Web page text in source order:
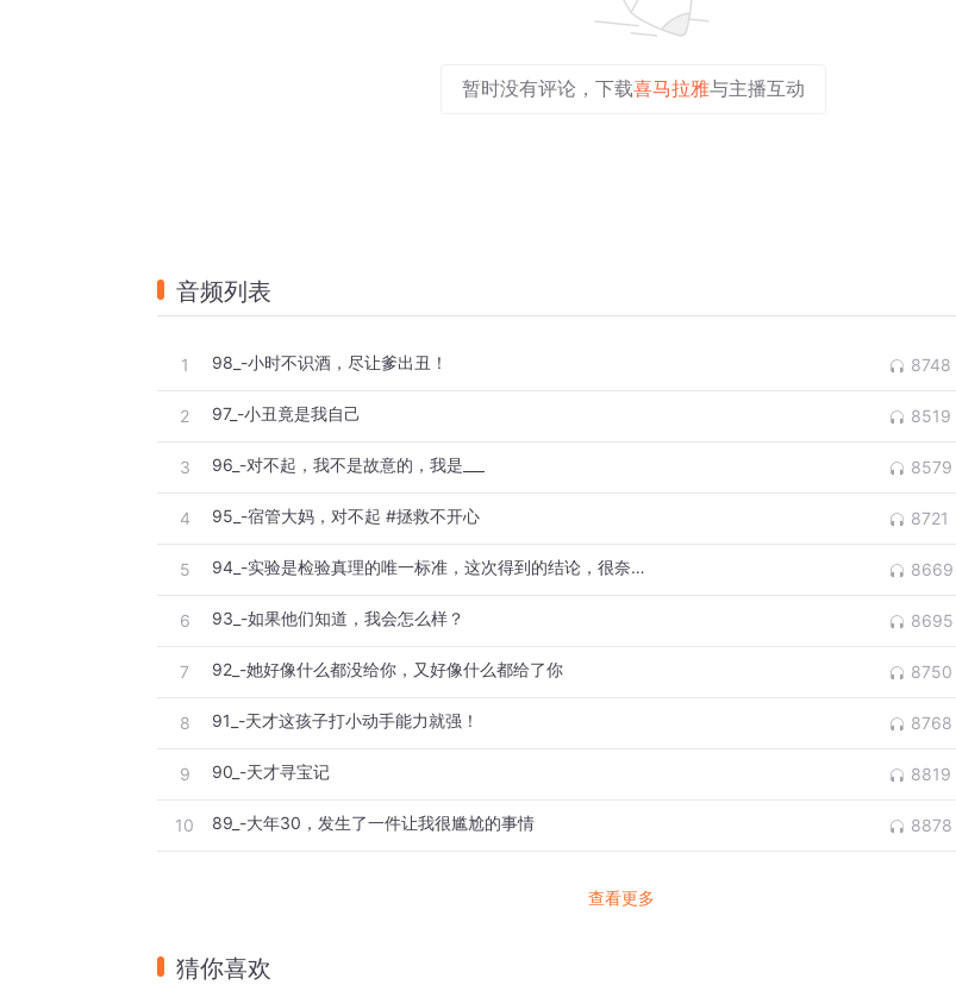
暂时没有评论，下载喜马拉雅与主播互动
音频列表
1 98_-小时不识酒，尽让爹出丑！ 8748
2 97_-小丑竟是我自己 8519
3 96_-对不起，我不是故意的，我是___ 8579
4 95_-宿管大妈，对不起 #拯救不开心 8721
5 94_-实验是检验真理的唯一标准，这次得到的结论，很奈斯！ 8669
6 93_-如果他们知道，我会怎么样？ 8695
7 92_-她好像什么都没给你，又好像什么都给了你 8750
8 91_-天才这孩子打小动手能力就强！ 8768
9 90_-天才寻宝记 8819
10 89_-大年30，发生了一件让我很尴尬的事情 8878
查看更多
猜你喜欢